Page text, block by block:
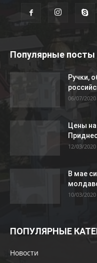
Популярные посты
Ручки,
06/07/
Цены
12/03/
В мае
10/03/
ПОПУЛЯРНЫЕ
Новости